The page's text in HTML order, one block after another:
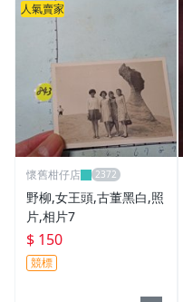
人氣賣家
懷舊柑仔店
野柳,女王頭,古董黑白,照
片,相片7
$ 150
競標